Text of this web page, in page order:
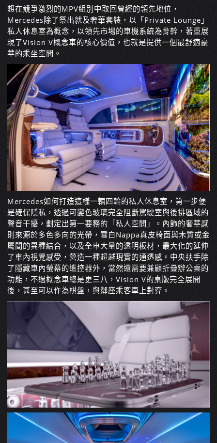
想在競爭激烈的MPV組別中取回曾經的領先地位，
Mercedes除了祭出就及奢華套裝，以「Private Lounge」
私人休息室為概念，以領先市場的車機系統為骨幹，著重展
現了Vision V概念車的核心價值，也就是提供一個最舒適豪
華的乘坐空間。
Mercedes如何打造這樣一輛四輪的私人休息室，第一步便
是確保隱私，透過可變色玻璃完全阻斷駕駛室與後排區域的
聲音干擾，劃定出第一要務的「私人空間」。內飾的奢華感
則來源於多色多向的光帶，雪白Nappa真皮椅面與木質或金
屬間的異種結合，以及全車大量的透明板材，最大化的延伸
了車內視覺感受，營造一種超越現實的通透感。中央扶手除
了隱藏車內螢幕的遙控器外，當然還需要兼顧折疊辦公桌的
功能，不過概念車總是更三八，Vision V的桌版完全展開
後，甚至可以作為棋盤，與鄰座乘客車上對弈。